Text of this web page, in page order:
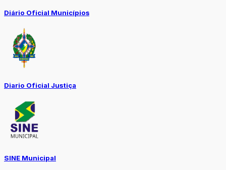
Diário Oficial Municípios
Diario Oficial Justiça
SINE Municipal